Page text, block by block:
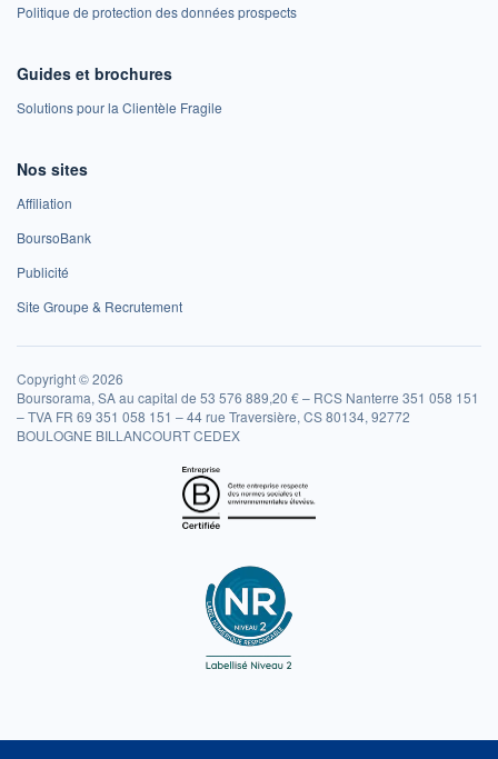
Politique de protection des données prospects
Guides et brochures
Solutions pour la Clientèle Fragile
Nos sites
Affiliation
BoursoBank
Publicité
Site Groupe & Recrutement
Copyright © 2026
Boursorama, SA au capital de 53 576 889,20 € – RCS Nanterre 351 058 151
– TVA FR 69 351 058 151 – 44 rue Traversière, CS 80134, 92772
BOULOGNE BILLANCOURT CEDEX